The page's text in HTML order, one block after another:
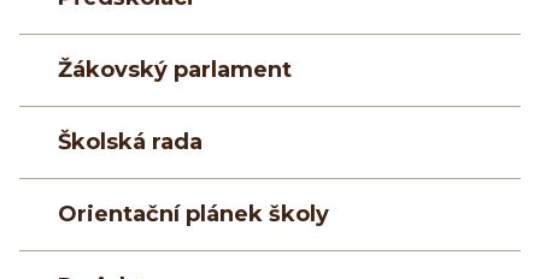
Žákovský parlament
Školská rada
Orientační plánek školy